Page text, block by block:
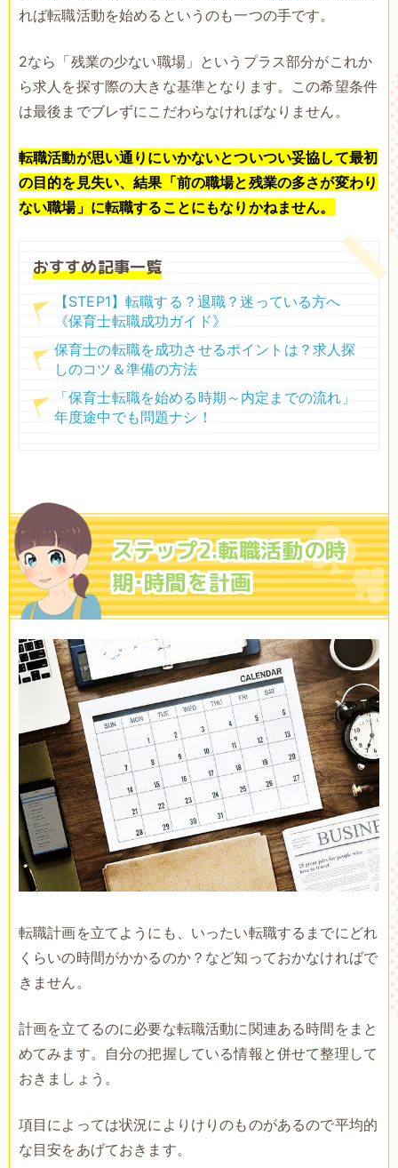
れば転職活動を始めるというのも一つの手です。
2なら「残業の少ない職場」というプラス部分がこれか
ら求人を探す際の大きな基準となります。この希望条件
は最後までブレずにこだわらなければなりません。
転職活動が思い通りにいかないとついつい妥協して最初
の目的を見失い、結果「前の職場と残業の多さが変わり
ない職場」に転職することにもなりかねません。
おすすめ記事一覧
【STEP1】転職する？退職？迷っている方へ
《保育士転職成功ガイド》
保育士の転職を成功させるポイントは？求人探
しのコツ＆準備の方法
「保育士転職を始める時期～内定までの流れ」
年度途中でも問題ナシ！
ステップ2.転職活動の時
期･時間を計画
転職計画を立てようにも、いったい転職するまでにどれ
くらいの時間がかかるのか？など知っておかなければで
きません。
計画を立てるのに必要な転職活動に関連ある時間をまと
めてみます。自分の把握している情報と併せて整理して
おきましょう。
項目によっては状況によりけりのものがあるので平均的
な目安をあげておきます。